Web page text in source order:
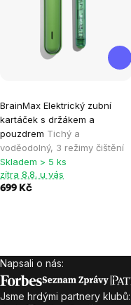
BrainMax Elektrický zubní
kartáček s držákem a
pouzdrem Tichý a
voděodolný, 3 režimy čištění
Skladem > 5 ks
zítra 8.8. u vás
699 Kč
Zápatí
Napsali o nás:
Jsme hrdými partnery klubů: